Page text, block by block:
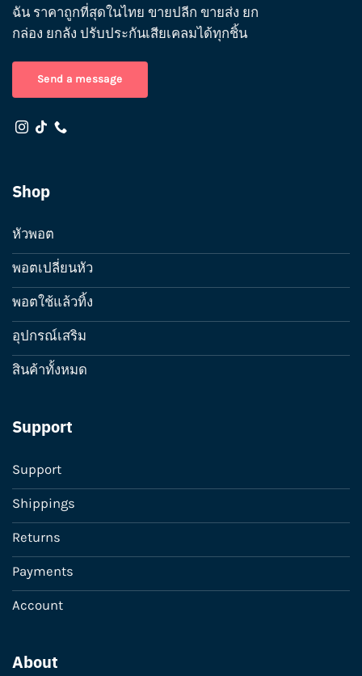
ฉัน ราคาถูกที่สุดในไทย ขายปลีก ขายส่ง ยก
กล่อง ยกลัง ปรับประกันเสียเคลมได้ทุกชิ้น
Send a message
Shop
หัวพอต
พอตเปลี่ยนหัว
พอตใช้แล้วทิ้ง
อุปกรณ์เสริม
สินค้าทั้งหมด
Support
Support
Shippings
Returns
Payments
Account
About